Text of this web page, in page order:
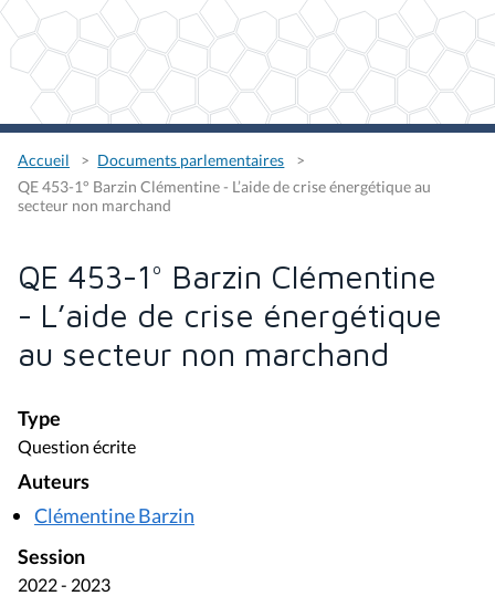
Accueil
Documents parlementaires
QE 453-1° Barzin Clémentine - L’aide de crise énergétique au
secteur non marchand
QE 453-1° Barzin Clémentine
- L’aide de crise énergétique
au secteur non marchand
Type
Question écrite
Auteurs
Clémentine Barzin
Session
2022 - 2023